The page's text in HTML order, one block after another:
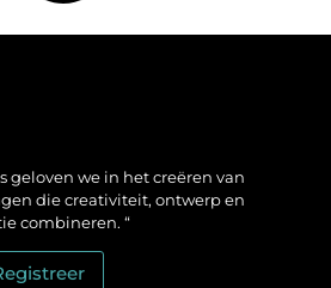
geloven we in het creëren van
die creativiteit, ontwerp en
combineren. “